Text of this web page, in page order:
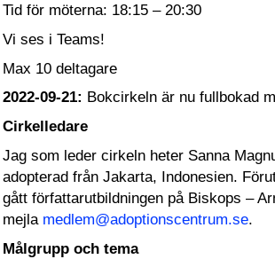
Tid för möterna: 18:15 – 20:30
Vi ses i Teams!
Max 10 deltagare
2022-09-21: Bokcirkeln är nu fullbokad
Cirkelledare
Jag som leder cirkeln heter Sanna
adopterad från Jakarta, Indonesien.
gått författarutbildningen på Biskops –
mejla medlem@adoptionscentrum.se.
Målgrupp och tema